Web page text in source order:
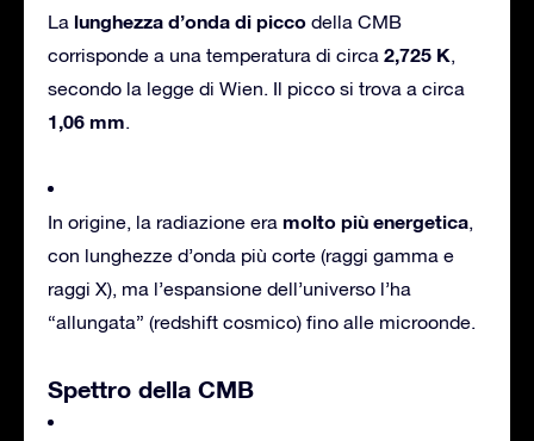
La lunghezza d’onda di picco della CMB
corrisponde a una temperatura di circa 2,725 K,
secondo la legge di Wien. Il picco si trova a circa
1,06 mm.
In origine, la radiazione era molto più energetica,
con lunghezze d’onda più corte (raggi gamma e
raggi X), ma l’espansione dell’universo l’ha
“allungata” (redshift cosmico) fino alle microonde.
Spettro della CMB